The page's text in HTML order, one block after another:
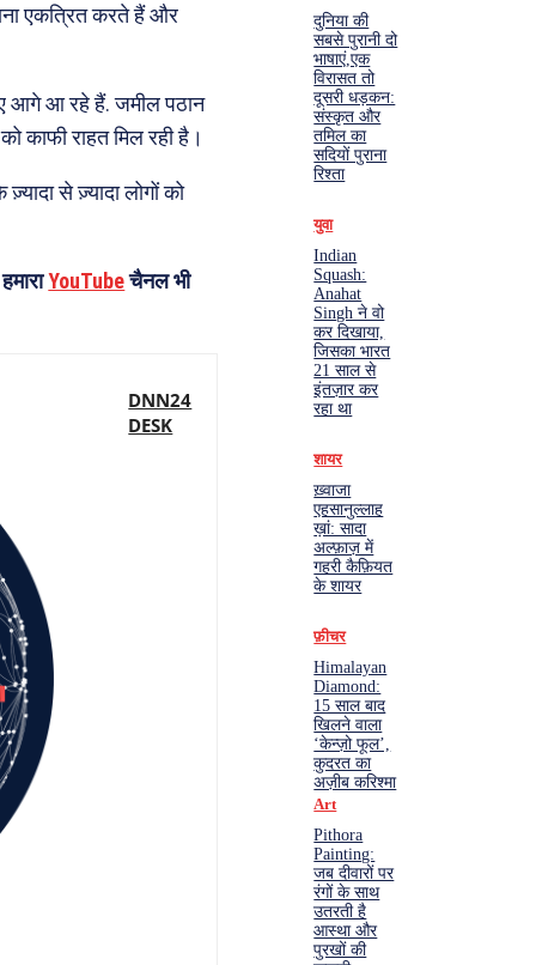
एकत्रित करते हैं और
आगे आ रहे हैं. जमील पठान
काफी राहत मिल रही है।
से ज़्यादा लोगों को
YouTubeचैनल भी
DNN24
DESK
दुनिया की
सबसे पुरानी दो
भाषाएं,एक
विरासत तो
दूसरी धड़कन:
संस्कृत और
तमिल का
सदियों पुराना
रिश्ता
युवा
Indian
Squash:
Anahat
Singh ने वो
कर दिखाया,
जिसका भारत
21 साल से
इंतज़ार कर
रहा था
शायर
ख़्वाजा
एहसानुल्लाह
ख़ां: सादा
अल्फ़ाज़ में
गहरी कैफ़ियत
के शायर
फ़ीचर
Himalayan
Diamond:
15 साल बाद
खिलने वाला
‘केन्ज़ो फूल’,
कुदरत का
अज़ीब करिश्मा
Art
Pithora
Painting:
जब दीवारों पर
रंगों के साथ
उतरती है
आस्था और
पुरखों की